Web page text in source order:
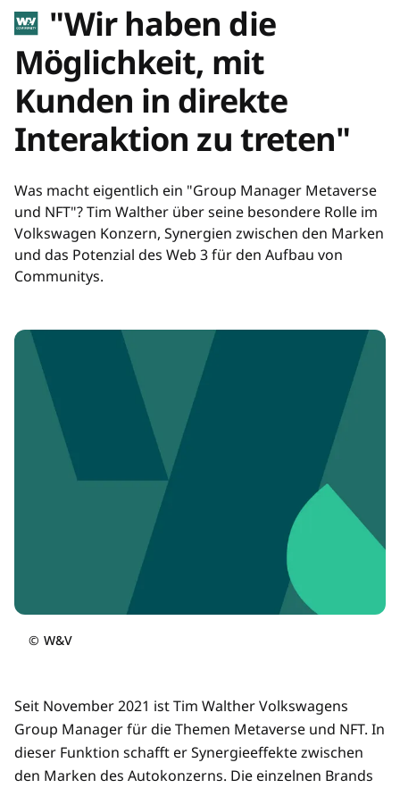
"Wir haben die
Möglichkeit, mit
Kunden in direkte
Interaktion zu treten"
Was macht eigentlich ein "Group Manager Metaverse
und NFT"? Tim Walther über seine besondere Rolle im
Volkswagen Konzern, Synergien zwischen den Marken
und das Potenzial des Web 3 für den Aufbau von
Communitys.
© W&V
Seit November 2021 ist Tim Walther Volkswagens
Group Manager für die Themen Metaverse und NFT. In
dieser Funktion schafft er Synergieeffekte zwischen
den Marken des Autokonzerns. Die einzelnen Brands